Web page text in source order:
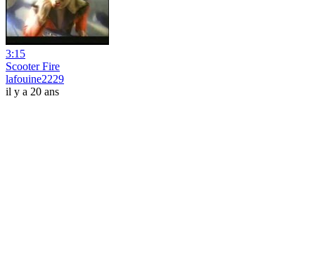
3:15
Scooter Fire
lafouine2229
il y a 20 ans